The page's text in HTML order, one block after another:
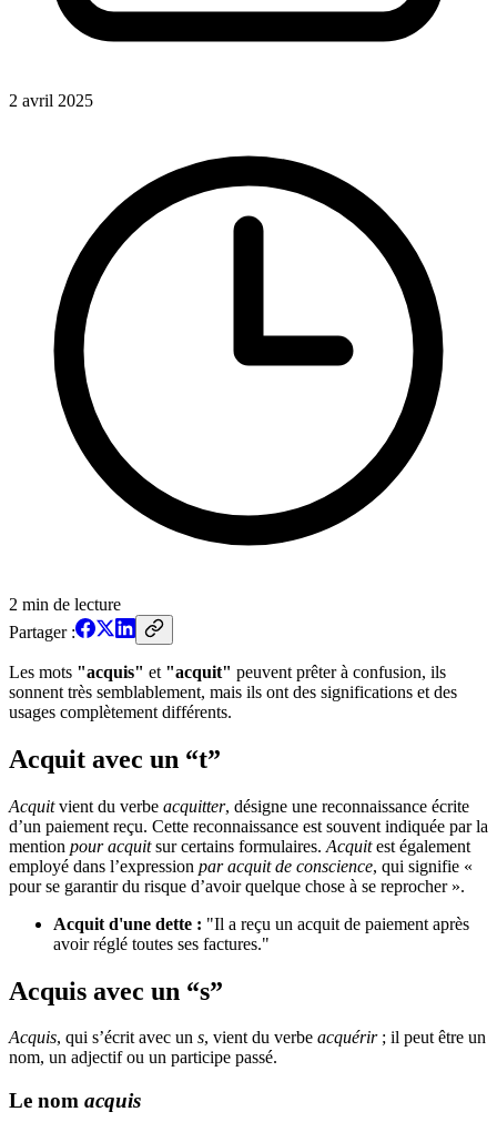
2 avril 2025
2 min de lecture
Partager :
Les mots "acquis" et "acquit" peuvent prêter à confusion, ils
sonnent très semblablement, mais ils ont des significations et des
usages complètement différents.
Acquit avec un “t”
Acquitvient du verbe acquitter, désigne une reconnaissance écrite
d’un paiement reçu. Cette reconnaissance est souvent indiquée par la
mention pour acquitsur certains formulaires. Acquitest également
employé dans l’expression par acquit de conscience, qui signifie «
pour se garantir du risque d’avoir quelque chose à se reprocher ».
Acquit d'une dette : "Il a reçu un acquit de paiement après
avoir réglé toutes ses factures."
Acquis avec un “s”
Acquis, qui s’écrit avec un s, vient du verbe acquérir ; il peut être un
nom, un adjectif ou un participe passé.
Le nom acquis